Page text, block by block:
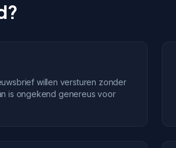
willen versturen zonder
is ongekend genereus voor